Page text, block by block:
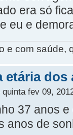
era só
eu e
e com saúde,
etária
fev 09,
37 anos
anos de